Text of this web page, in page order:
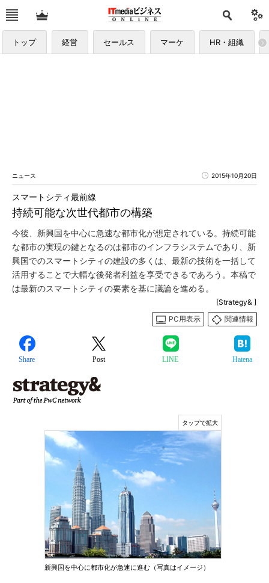
トップ 経営 セールス マーケ HR・組織
ニュース 2015年10月20日
持続可能な次世代都市の構築
スマートシティ最前線
今後、新興国を中心に急速な都市化が想定されている。持続可能
な都市の実現の鍵となるのは都市のインフラシステムであり、新
興国でのスマートシティの建設の多くは、最新の技術を一括して
活用することで大幅な後発者利益を享受できるであろう。本稿で
は最新のスマートシティの要素を基に議論を進める。
[Strategy& ]
PC用表示
関連情報
Share Post LINE Hatena
新興国を中心に都市化が急速に進む（写真はイメージ）